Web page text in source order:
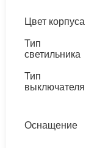
Цвет корпуса
Тип
светильника
Тип
выключателя
Оснащение